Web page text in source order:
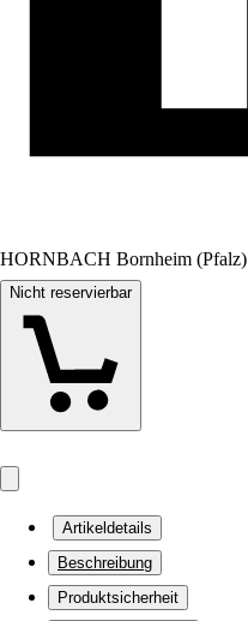
HORNBACH Bornheim (Pfalz)
Nicht reservierbar
Artikeldetails
Beschreibung
Produktsicherheit